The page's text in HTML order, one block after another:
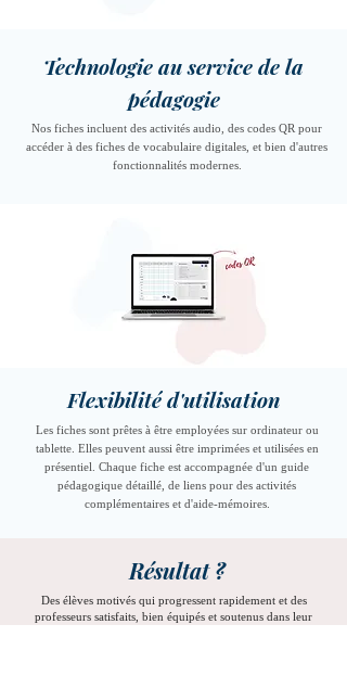
Technologie au service de la
pédagogie
Nos fiches incluent des activités audio, des codes QR pour
accéder à des fiches de vocabulaire digitales, et bien d'autres
fonctionnalités modernes.
Flexibilité d'utilisation
Les fiches sont prêtes à être employées sur ordinateur ou
tablette. Elles peuvent aussi être imprimées et utilisées en
présentiel. Chaque fiche est accompagnée d'un guide
pédagogique détaillé, de liens pour des activités
complémentaires et d'aide-mémoires.
Des élèves motivés qui progressent rapidement et des
professeurs satisfaits, bien équipés et soutenus dans leur
Résultat ?